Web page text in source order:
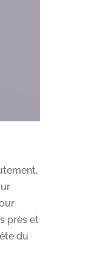
près et
du